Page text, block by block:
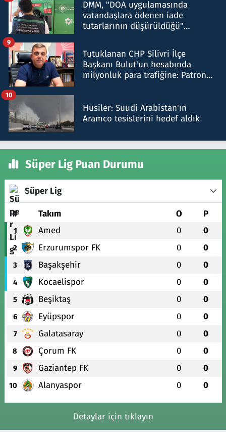
DMM, "DOA uygulamasında
vatandaşlara ödenen iade
tutarlarının düşürüldüğü"
Tutuklanan CHP Silivri İlçe
Başkanı Bulut'un hesabında
milyonluk para trafiğine: Patron
9
Husiler: Suudi Arabistan'ın
Aramco tesislerini hedef aldık
10
Süper Lig Puan Durumu
Süper Lig
# Takım O P
1 Amed 0 0
2 Erzurumspor FK 0 0
3 Başakşehir 0 0
4 Kocaelispor 0 0
5 Beşiktaş 0 0
6 Eyüpspor 0 0
7 Galatasaray 0 0
8 Çorum FK 0 0
9 Gaziantep FK 0 0
10 Alanyaspor 0 0
Detaylar için tıklayın